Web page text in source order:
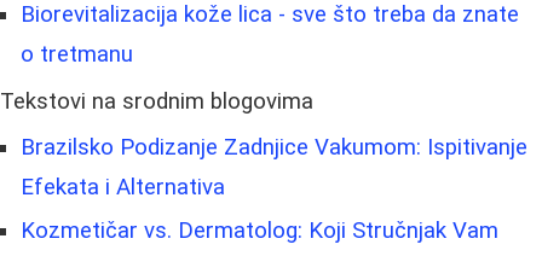
Biorevitalizacija kože lica - sve što treba da znate
o tretmanu
Tekstovi na srodnim blogovima
Brazilsko Podizanje Zadnjice Vakumom: Ispitivanje
Efekata i Alternativa
Kozmetičar vs. Dermatolog: Koji Stručnjak Vam